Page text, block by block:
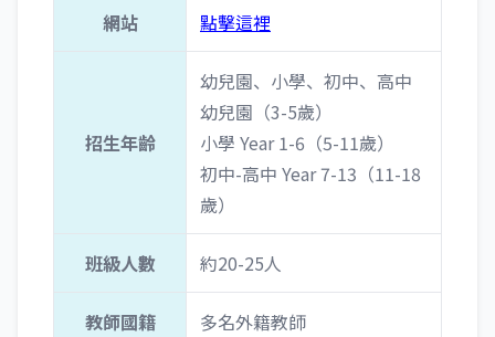
網站 點擊這裡
招生年齡
幼兒園、小學、初中、高中
幼兒園（3-5歲）
小學 Year 1-6（5-11歲）
初中-高中 Year 7-13（11-18
歲）
班級人數 約20-25人
教師國籍 多名外籍教師